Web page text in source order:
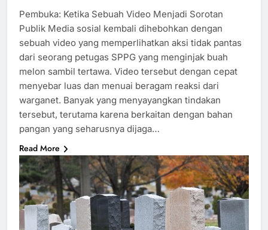
Pembuka: Ketika Sebuah Video Menjadi Sorotan
Publik Media sosial kembali dihebohkan dengan
sebuah video yang memperlihatkan aksi tidak pantas
dari seorang petugas SPPG yang menginjak buah
melon sambil tertawa. Video tersebut dengan cepat
menyebar luas dan menuai beragam reaksi dari
warganet. Banyak yang menyayangkan tindakan
tersebut, terutama karena berkaitan dengan bahan
pangan yang seharusnya dijaga…
Read More